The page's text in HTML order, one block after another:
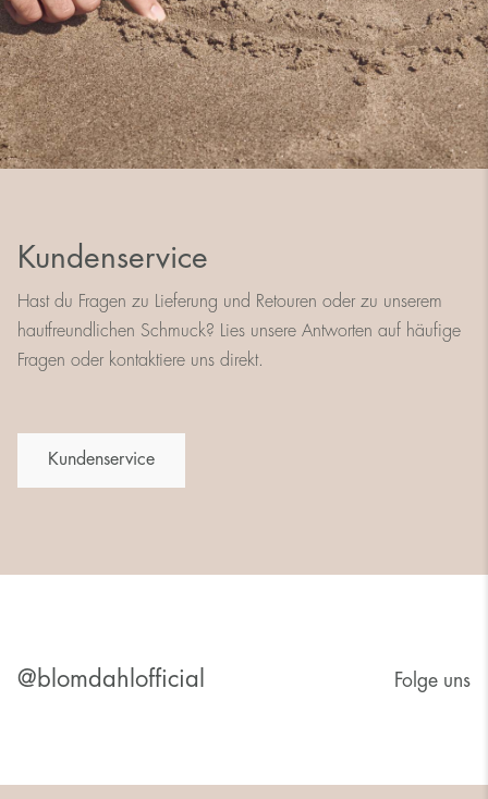
Kundenservice
Hast du Fragen zu Lieferung und Retouren oder zu unserem
hautfreundlichen Schmuck? Lies unsere Antworten auf häufige
Fragen oder kontaktiere uns direkt.
Kundenservice
@blomdahlofficial Folge uns